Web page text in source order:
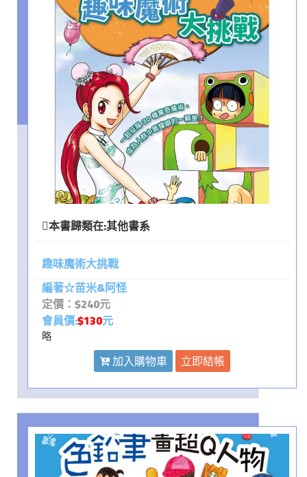
本書歸類在:其他書系
趣味魔術大挑戰
編著☆苗米&阿怪
定價：$240元
會員價:$130元
略
加入購物車 立即結帳